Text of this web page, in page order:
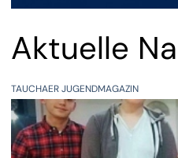
Aktuelle
TAUCHAER JUGENDMAGAZIN